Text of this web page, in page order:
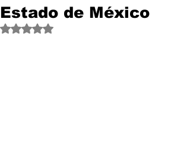
Estado de México
Obtuvo NaN de 5 estrellas.